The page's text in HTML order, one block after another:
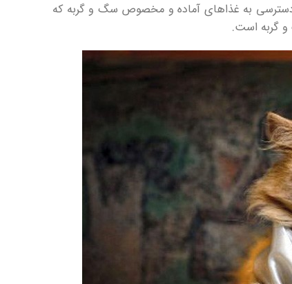
دسترسی به غذاهای آماده و مخصوص سگ و گربه که
و گربه است.